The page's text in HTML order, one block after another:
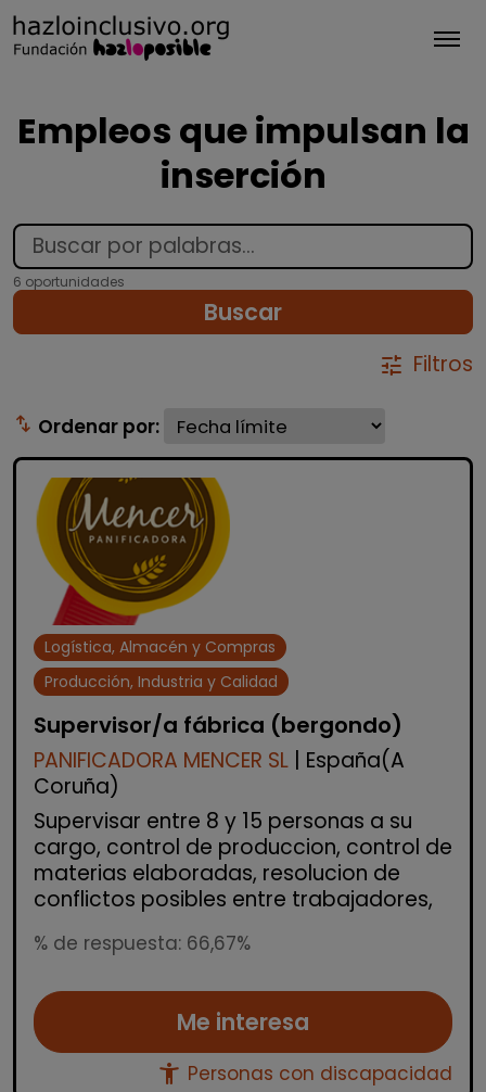
Empleos que impulsan la
inserción
6 oportunidades
Buscar
tune Filtros
swap_vert Ordenar por:
Logística, Almacén y Compras
Producción, Industria y Calidad
Supervisor/a fábrica (bergondo)
PANIFICADORA MENCER SL | España(A
Coruña)
Supervisar entre 8 y 15 personas a su
cargo, control de produccion, control de
materias elaboradas, resolucion de
conflictos posibles entre trabajadores,
% de respuesta: 66,67%
Me interesa
accessibility_new Personas con discapacidad